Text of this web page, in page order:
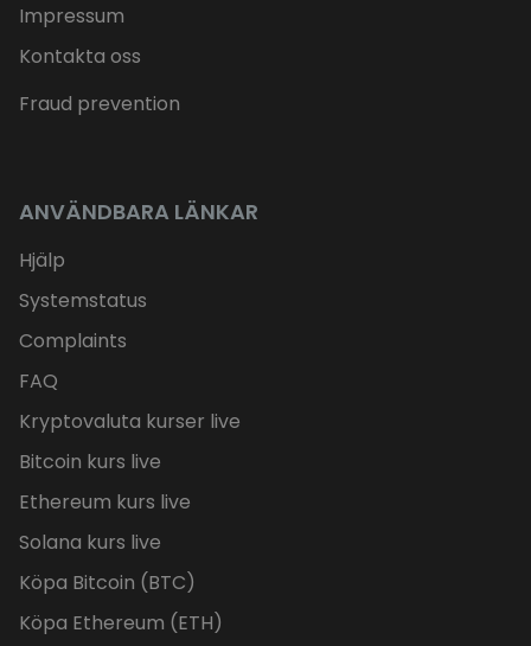
Impressum
Kontakta oss
Fraud prevention
ANVÄNDBARA LÄNKAR
Hjälp
Systemstatus
Complaints
FAQ
Kryptovaluta kurser live
Bitcoin kurs live
Ethereum kurs live
Solana kurs live
Köpa Bitcoin (BTC)
Köpa Ethereum (ETH)